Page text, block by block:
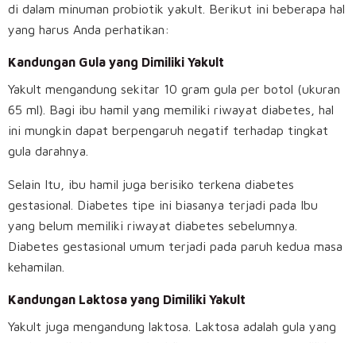
di dalam minuman probiotik yakult. Berikut ini beberapa hal
yang harus Anda perhatikan:
Kandungan Gula yang Dimiliki Yakult
Yakult mengandung sekitar 10 gram gula per botol (ukuran
65 ml). Bagi ibu hamil yang memiliki riwayat diabetes, hal
ini mungkin dapat berpengaruh negatif terhadap tingkat
gula darahnya.
Selain Itu, ibu hamil juga berisiko terkena diabetes
gestasional. Diabetes tipe ini biasanya terjadi pada Ibu
yang belum memiliki riwayat diabetes sebelumnya.
Diabetes gestasional umum terjadi pada paruh kedua masa
kehamilan.
Kandungan Laktosa yang Dimiliki Yakult
Yakult juga mengandung laktosa. Laktosa adalah gula yang